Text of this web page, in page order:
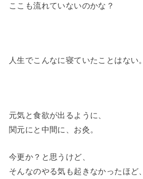
ここも流れていないのかな？
人生でこんなに寝ていたことはない。
元気と食欲が出るように、
関元にと中間に、お灸。
今更か？と思うけど、
そんなのやる気も起きなかったほど、